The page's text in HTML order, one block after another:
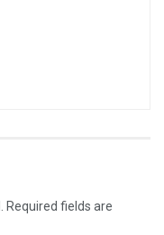
Required fields are